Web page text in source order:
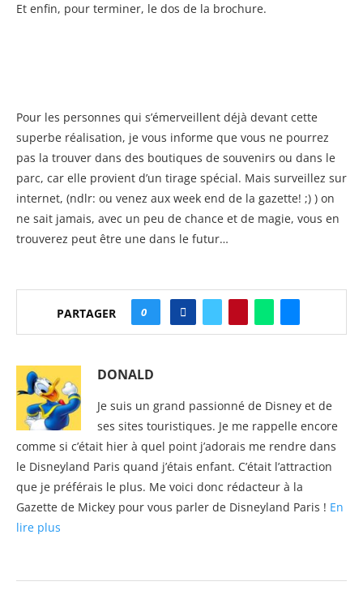
Et enfin, pour terminer, le dos de la brochure.
Pour les personnes qui s’émerveillent déjà devant cette
superbe réalisation, je vous informe que vous ne pourrez
pas la trouver dans des boutiques de souvenirs ou dans le
parc, car elle provient d’un tirage spécial. Mais surveillez sur
internet, (ndlr: ou venez aux week end de la gazette! ;) ) on
ne sait jamais, avec un peu de chance et de magie, vous en
trouverez peut être une dans le futur…
PARTAGER 0
DONALD
Je suis un grand passionné de Disney et de
ses sites touristiques. Je me rappelle encore
comme si c’était hier à quel point j’adorais me rendre dans
le Disneyland Paris quand j’étais enfant. C’était l’attraction
que je préférais le plus. Me voici donc rédacteur à la
Gazette de Mickey pour vous parler de Disneyland Paris ! En
lire plus